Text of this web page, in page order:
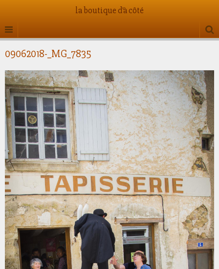
la boutique d'à côté
09062018-_MG_7835